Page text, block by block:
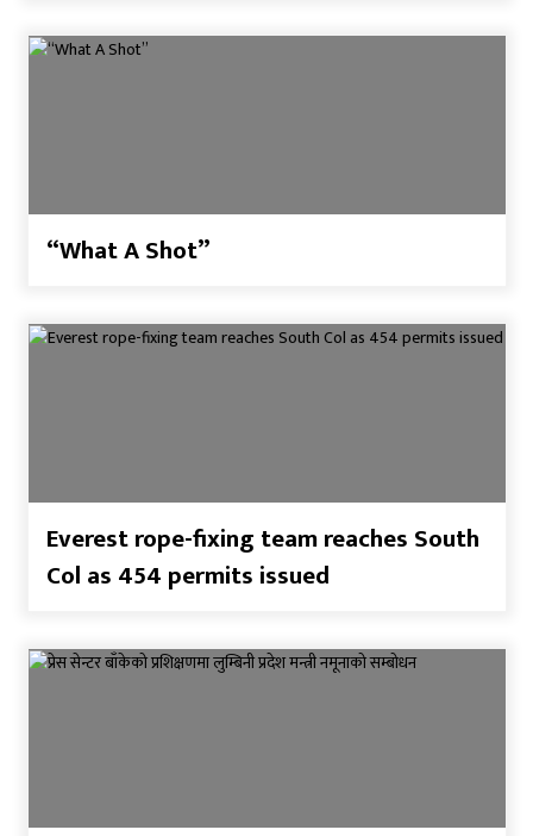
“What A Shot”
Everest rope-fixing team reaches South
Col as 454 permits issued